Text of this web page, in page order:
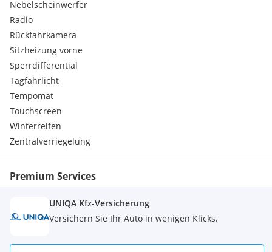
Nebelscheinwerfer
Radio
Rückfahrkamera
Sitzheizung vorne
Sperrdifferential
Tagfahrlicht
Tempomat
Touchscreen
Winterreifen
Zentralverriegelung
Premium Services
UNIQA Kfz-Versicherung
Versichern Sie Ihr Auto in wenigen Klicks.